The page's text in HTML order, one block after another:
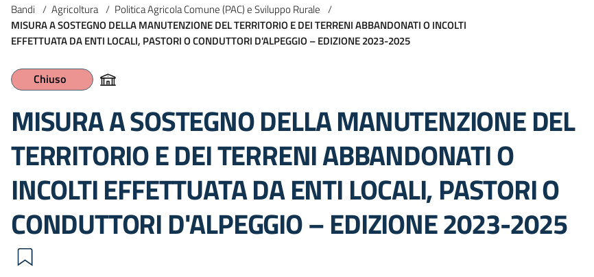
Bandi / Agricoltura / Politica Agricola Comune (PAC) e Sviluppo Rurale /
MISURA A SOSTEGNO DELLA MANUTENZIONE DEL TERRITORIO E DEI TERRENI ABBANDONATI O INCOLTI
EFFETTUATA DA ENTI LOCALI, PASTORI O CONDUTTORI D'ALPEGGIO – EDIZIONE 2023-2025
Chiuso
MISURA A SOSTEGNO DELLA MANUTENZIONE DEL
TERRITORIO E DEI TERRENI ABBANDONATI O
INCOLTI EFFETTUATA DA ENTI LOCALI, PASTORI O
CONDUTTORI D'ALPEGGIO – EDIZIONE 2023-2025